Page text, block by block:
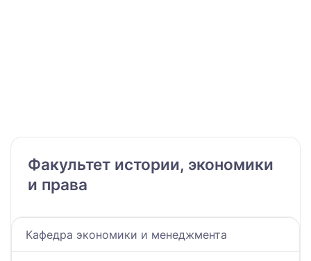
Факультет истории, экономики
и права
Кафедра экономики и менеджмента